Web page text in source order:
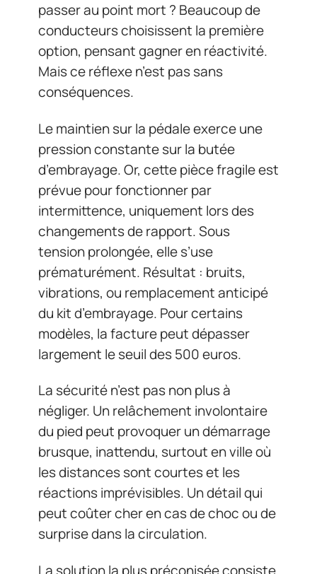
passer au point mort ? Beaucoup de
conducteurs choisissent la première
option, pensant gagner en réactivité.
Mais ce réflexe n’est pas sans
conséquences.
Le maintien sur la pédale exerce une
pression constante sur la butée
d’embrayage. Or, cette pièce fragile est
prévue pour fonctionner par
intermittence, uniquement lors des
changements de rapport. Sous
tension prolongée, elle s’use
prématurément. Résultat : bruits,
vibrations, ou remplacement anticipé
du kit d’embrayage. Pour certains
modèles, la facture peut dépasser
largement le seuil des 500 euros.
La sécurité n’est pas non plus à
négliger. Un relâchement involontaire
du pied peut provoquer un démarrage
brusque, inattendu, surtout en ville où
les distances sont courtes et les
réactions imprévisibles. Un détail qui
peut coûter cher en cas de choc ou de
surprise dans la circulation.
La solution la plus préconisée consiste